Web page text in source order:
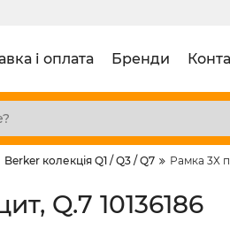
і оплата Бренди
Berker колекція Q1 / Q3 / Q7 Рамка 3Х
Q.7 10136186